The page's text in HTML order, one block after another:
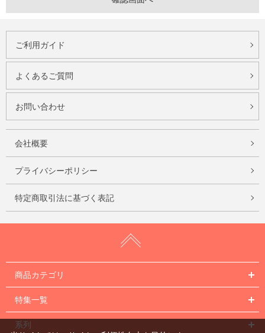
ご利用ガイド
よくあるご質問
お問い合わせ
会社概要
プライバシーポリシー
特定商取引法に基づく表記
商品カテゴリ
特集一覧
系列